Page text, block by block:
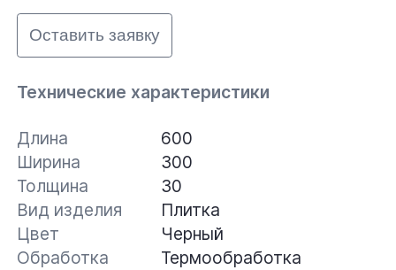
Оставить заявку
Технические характеристики
Длина
600
Ширина
300
Толщина
30
Вид изделия
Плитка
Цвет
Черный
Обработка
Термообработка